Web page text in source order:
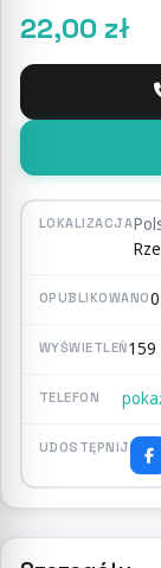
22,00 zł
LOKALIZACJA
OPUBLIKOWANO
WYŚWIETLEŃ159
TELEFON
UDOSTĘPNIJ